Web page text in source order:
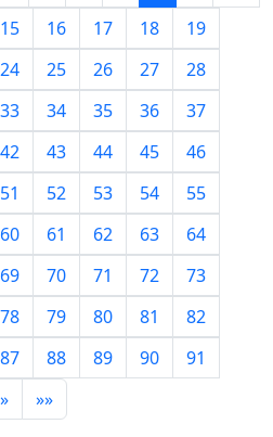
15 16 17 18
19
24 25 26 27
28
33 34 35 36
37
42 43 44 45
46
51 52 53 54
55
60 61 62 63
64
69 70 71 72
73
78 79 80 81
82
87 88 89 90
91
» »»